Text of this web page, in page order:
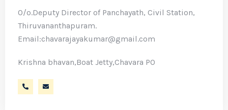
O/o.Deputy Director of Panchayath, Civil Station,
Thiruvananthapuram.
Email:chavarajayakumar@gmail.com
Krishna bhavan,Boat Jetty,Chavara PO
9447559833